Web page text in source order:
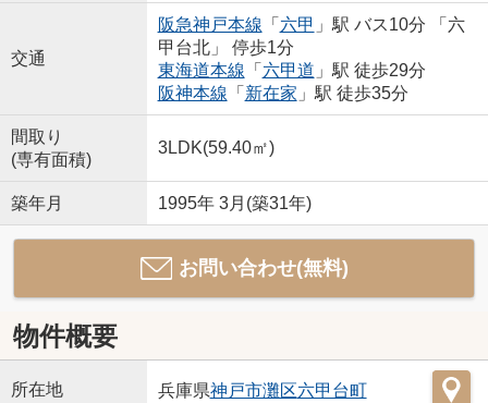
交通
阪急神戸本線 「 六甲 」駅 バス10分 「六
甲台北」 停歩1分
東海道本線 「 六甲道 」駅 徒歩29分
阪神本線 「 新在家 」駅 徒歩35分
間取り
(専有面積)
3LDK(59.40㎡)
築年月 1995年 3月(築31年)
お問い合わせ(無料)
物件概要
所在地 兵庫県神戸市灘区六甲台町